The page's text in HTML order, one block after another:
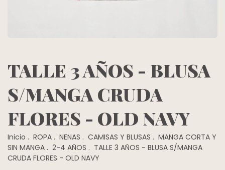
TALLE 3 AÑOS - BLUSA
S/MANGA CRUDA
FLORES - OLD NAVY
Inicio . ROPA . NENAS . CAMISAS Y BLUSAS . MANGA CORTA Y
SIN MANGA . 2-4 AÑOS . TALLE 3 AÑOS - BLUSA S/MANGA
CRUDA FLORES - OLD NAVY